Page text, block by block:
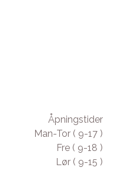
Åpningstider
Man-Tor ( 9-17 )
Fre ( 9-18 )
Lør ( 9-15 )